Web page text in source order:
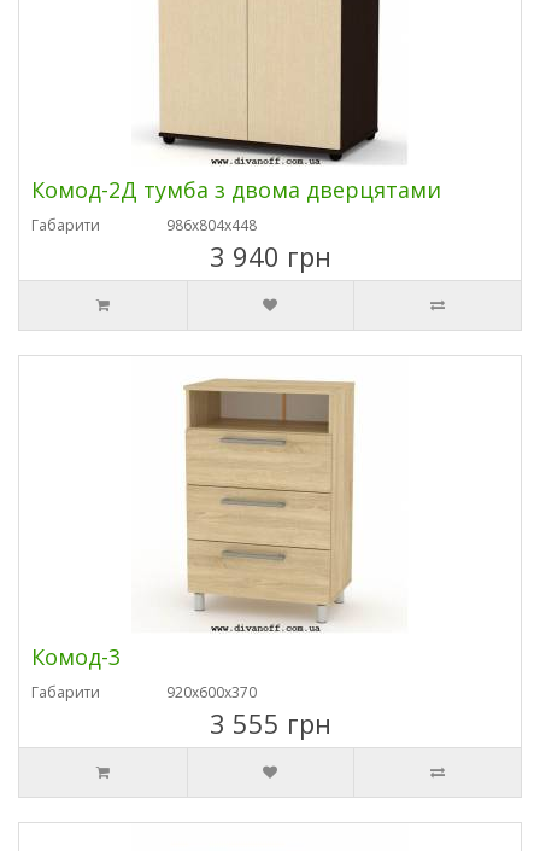
Комод-2Д тумба з двома дверцятами
Габарити 986х804х448
3 940 грн
Комод-3
Габарити 920х600х370
3 555 грн